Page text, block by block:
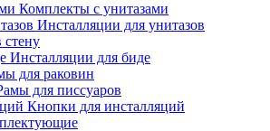
Комплекты с унитазами
Инсталляции для унитазов
стену
Инсталляции для биде
для раковин
для писсуаров
Кнопки для инсталляций